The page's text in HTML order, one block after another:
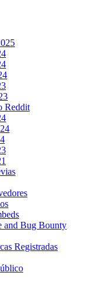
Reddit
and Bug Bounty
Registradas